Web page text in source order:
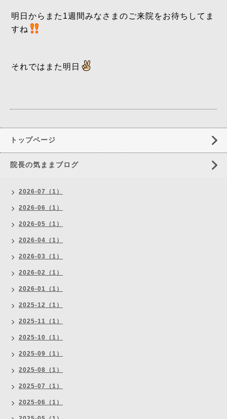
明日からまた1週間みなさまのご来院をお待ちしてま
すね
それではまた明日
トップページ
院長の気ままブログ
2026-07（1）
2026-06（1）
2026-05（1）
2026-04（1）
2026-03（1）
2026-02（1）
2026-01（1）
2025-12（1）
2025-11（1）
2025-10（1）
2025-09（1）
2025-08（1）
2025-07（1）
2025-06（1）